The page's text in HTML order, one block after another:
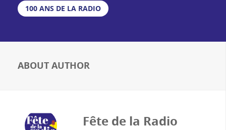
100 ANS DE LA RADIO
ABOUT AUTHOR
Fête de la Radio